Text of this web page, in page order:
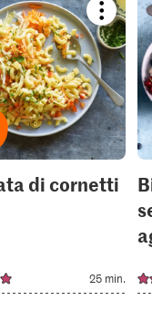
recipe
or
add
it
to
your
di cornetti
25 min.